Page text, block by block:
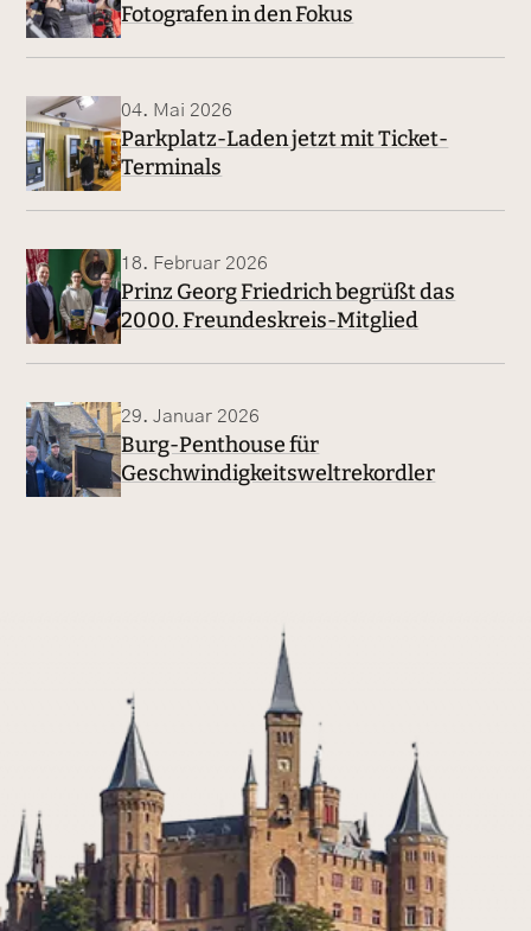
Fotografen in den Fokus
04. Mai 2026
Parkplatz-Laden jetzt mit Ticket-
Terminals
18. Februar 2026
Prinz Georg Friedrich begrüßt das
2000. Freundeskreis-Mitglied
29. Januar 2026
Burg-Penthouse für
Geschwindigkeitsweltrekordler